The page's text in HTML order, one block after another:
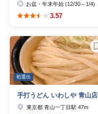
お盆・年末年始 (12/30～1/4)
3.57
初選出
手打うどん いわしや 青山店
東京都 青山一丁目駅 47m